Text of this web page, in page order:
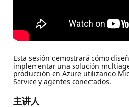
Esta sesión demostrará cómo
implementar una solución
producción en Azure utilizando
Service y agentes conectados.
主讲人